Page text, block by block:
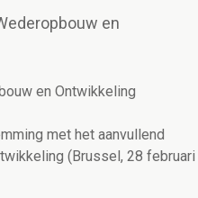
en
en Ontwikkeling
met het aanvullend
(Brussel, 28 februari